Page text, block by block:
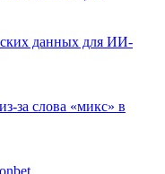
данных для ИИ-
за слова «микс» в